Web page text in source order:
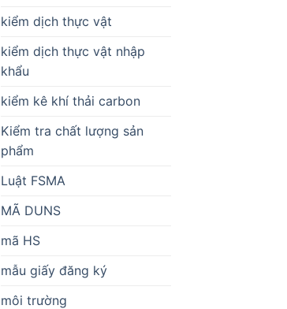
kiểm dịch thực vật
kiểm dịch thực vật nhập
khẩu
kiểm kê khí thải carbon
Kiểm tra chất lượng sản
phẩm
Luật FSMA
MÃ DUNS
mã HS
mẫu giấy đăng ký
môi trường